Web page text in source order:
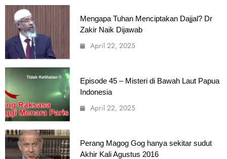
Mengapa Tuhan Menciptakan Dajjal? Dr
Zakir Naik Dijawab
April 22, 2025
Episode 45 – Misteri di Bawah Laut Papua
Indonesia
April 22, 2025
Perang Magog Gog hanya sekitar sudut
Akhir Kali Agustus 2016